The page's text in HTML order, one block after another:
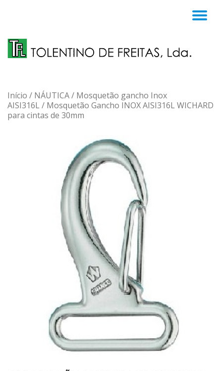
content
Início / NÁUTICA/ Mosquetão gancho Inox
AISI316L / Mosquetão Gancho INOX AISI316L WICHARD
para cintas de 30mm